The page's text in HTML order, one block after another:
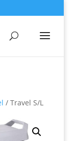
/ Travel S/L